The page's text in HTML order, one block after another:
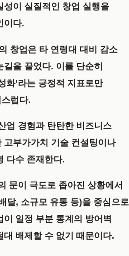
성이 실질적인 창업 실행을
이다.
창업은 타 연령대 대비 감소
을 끌었다. 이를 단순히
화’라는 긍정적 지표로만
럽다.
업 경험과 탄탄한 비즈니스
고부가가치 기술 컨설팅이나
다수 존재한다.
문이 극도로 좁아진 상황에서
달, 소규모 유통 등)을 중심으로
일정 부분 통계의 방어벽
대 배제할 수 없기 때문이다.